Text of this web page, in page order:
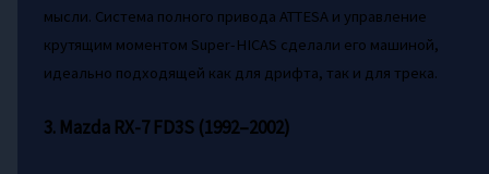
мысли. Система полного привода ATTESA и управление
крутящим моментом Super-HICAS сделали его машиной,
идеально подходящей как для дрифта, так и для трека.
3. Mazda RX-7 FD3S (1992–2002)